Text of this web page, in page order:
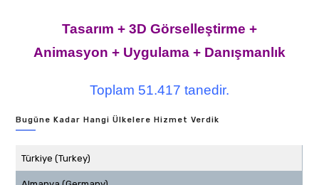
Tasarım + 3D Görselleştirme +
Animasyon + Uygulama + Danışmanlık
Toplam 51.417 tanedir.
Bugüne Kadar Hangi Ülkelere Hizmet Verdik
Türkiye (Turkey)